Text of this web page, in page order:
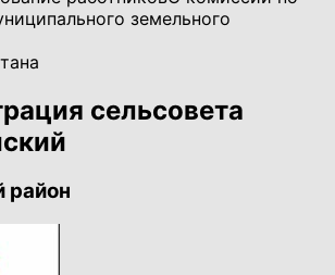
земельного
сельсовета
район